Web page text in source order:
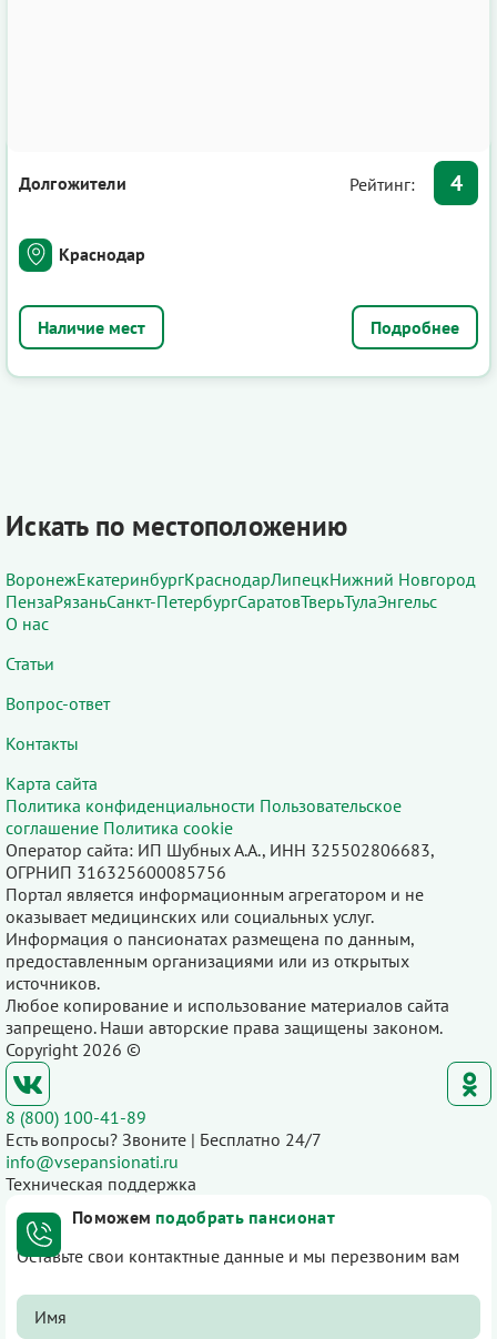
Долгожители Рейтинг: 4
Краснодар
Подробнее
Искать по местоположению
ВоронежЕкатеринбургКраснодарЛипецкНижний Новгород
ПензаРязаньСанкт-ПетербургСаратовТверьТулаЭнгельс
О нас
Статьи
Вопрос-ответ
Контакты
Карта сайта
Политика конфиденциальности Пользовательское
соглашение Политика cookie
Оператор сайта: ИП Шубных А.А., ИНН 325502806683,
ОГРНИП 316325600085756
Портал является информационным агрегатором и не
оказывает медицинских или социальных услуг.
Информация о пансионатах размещена по данным,
предоставленным организациями или из открытых
источников.
Любое копирование и использование материалов сайта
запрещено. Наши авторские права защищены законом.
Copyright 2026 ©
8 (800) 100-41-89
Есть вопросы? Звоните | Бесплатно 24/7
info@vsepansionati.ru
Техническая поддержка
Поможем подобрать пансионат
Оставьте свои контактные данные и мы перезвоним вам